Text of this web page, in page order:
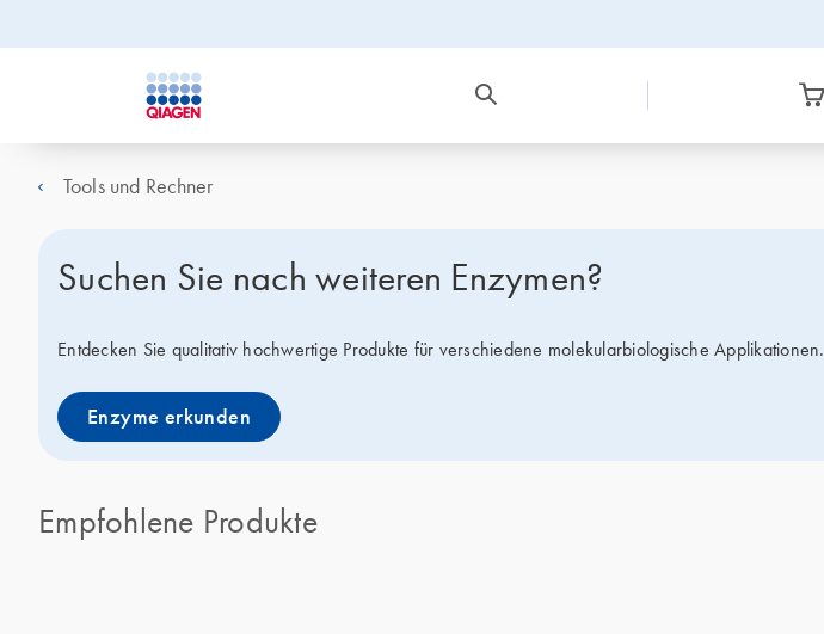
Tools und Rechner
Suchen Sie nach weiteren Enzymen?
Entdecken Sie qualitativ hochwertige Produkte für verschiedene molekularbiologische Applikationen.
Enzyme erkunden
Empfohlene Produkte